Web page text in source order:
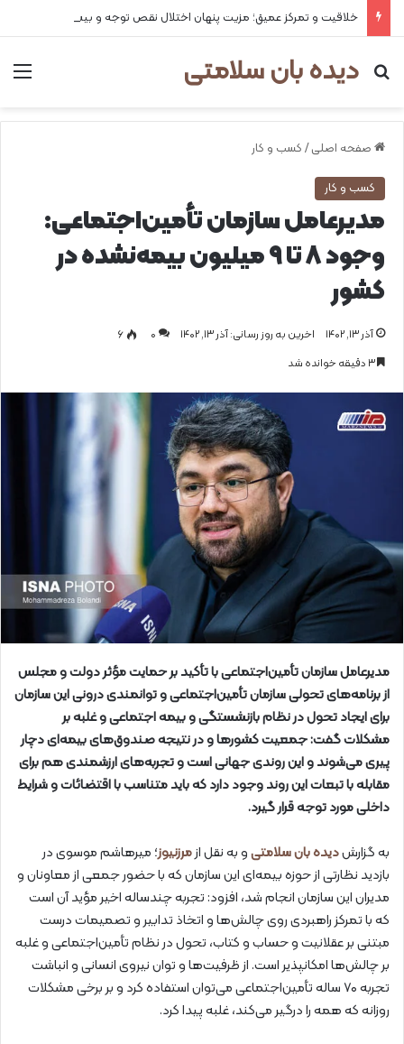
خلاقیت و تمرکز عمیق؛ مزیت پنهان اختلال نقص توجه و بیش‌فعالی
دیده بان سلامتی
جستجو برای
صفحه اصلی / کسب و کار
کسب و کار
مدیرعامل سازمان تأمین‌اجتماعی:
وجود ۸ تا ۹ میلیون بیمه‌نشده در
کشور
آذر ۱۳, ۱۴۰۲ اخرین به روز رسانی: آذر ۱۳, ۱۴۰۲ 0
۶
مدیرعامل سازمان تأمین‌اجتماعی با تأکید بر حمایت مؤثر دولت و مجلس
از برنامه‌های تحولی سازمان تأمین‌اجتماعی و توانمندی درونی این سازمان
برای ایجاد تحول در نظام بازنشستگی و بیمه اجتماعی و غلبه بر
مشکلات گفت: جمعیت کشورها و در نتیجه صندوق‌های بیمه‌ای دچار
پیری می‌شوند و این روندی جهانی است و تجربه‌های ارزشمندی هم برای
مقابله با تبعات این روند وجود دارد که باید متناسب با اقتضائات و شرایط
داخلی مورد توجه قرار گیرد.
به گزارشدیده بان سلامتیو به نقل ازمرزنیوز؛ میرهاشم موسوی در
بازدید نظارتی از حوزه بیمه‌ای این سازمان که با حضور جمعی از معاونان و
مدیران این سازمان انجام شد، افزود: تجربه چندساله اخیر مؤید آن است
که با تمرکز راهبردی روی چالش‌ها و اتخاذ تدابیر و تصمیمات درست
مبتنی بر عقلانیت و حساب و کتاب، تحول در نظام تأمین‌اجتماعی و غلبه
بر چالش‌ها امکانپذیر است. از ظرفیت‌ها و توان نیروی انسانی و انباشت
تجربه ۷۰ ساله تأمین‌اجتماعی می‌توان استفاده کرد و بر برخی مشکلات
روزانه که همه را درگیر می‌کند، غلبه پیدا کرد.